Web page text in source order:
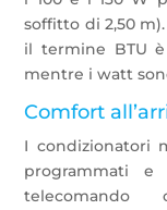
soffitto di 2,50
il termine BTU
mentre i watt
Comfort
I condizionatori
programmati